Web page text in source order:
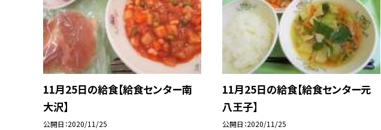
11月25日の給食【給食センター南
大沢】
公開日 2020/11/25
11月25日の給食【給食センター元
八王子】
公開日 2020/11/25